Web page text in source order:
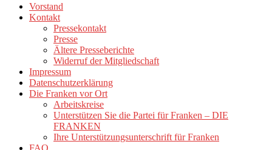
Vorstand
Kontakt
Pressekontakt
Presse
Ältere Presseberichte
Widerruf der Mitgliedschaft
Impressum
Datenschutzerklärung
Die Franken vor Ort
Arbeitskreise
Unterstützen Sie die Partei für Franken – DIE
FRANKEN
Ihre Unterstützungsunterschrift für Franken
FAQ